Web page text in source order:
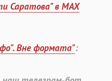
Саратова" в MAX
Вне формата":